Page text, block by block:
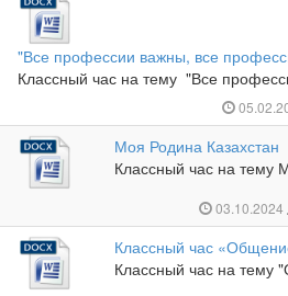
"Все профессии важны, все
Классный час на тему "Все
Моя Родина Казахстан
Классный час на тему
03.10.2024
Классный час
Классный час на тему